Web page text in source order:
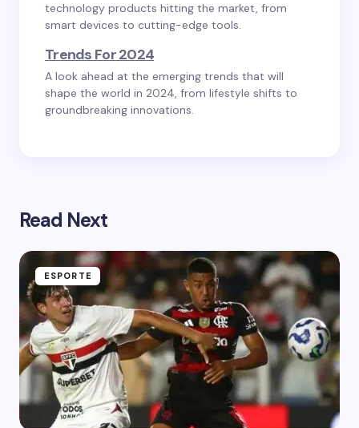
technology products hitting the market, from
smart devices to cutting-edge tools.
Trends For 2024
A look ahead at the emerging trends that will
shape the world in 2024, from lifestyle shifts to
groundbreaking innovations.
Read Next
ESPORTE